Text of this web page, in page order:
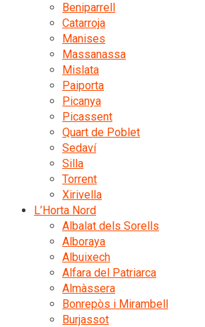
Beniparrell
Catarroja
Manises
Massanassa
Mislata
Paiporta
Picanya
Picassent
Quart de Poblet
Sedaví
Silla
Torrent
Xirivella
L’Horta Nord
Albalat dels Sorells
Alboraya
Albuixech
Alfara del Patriarca
Almàssera
Bonrepòs i Mirambell
Burjassot